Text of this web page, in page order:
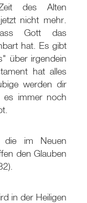
des Alten
nicht mehr.
Gott das
hat. Es gibt
über irgendein
hat alles
werden dir
es immer noch
die im Neuen
den Glauben
in der Heiligen